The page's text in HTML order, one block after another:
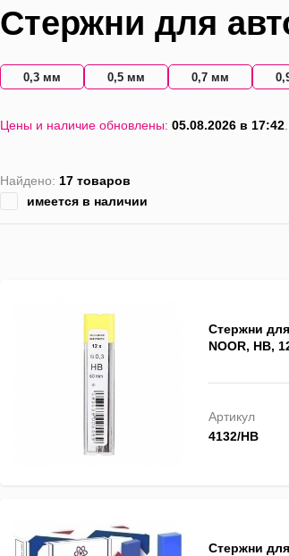
Стержни для
0,3 мм 0,5 мм 0,7 мм
Цены и наличие обновлены: 05.08.2026 в 17:42.
Найдено: 17 товаров
имеется в наличии
Стержни
NOOR, HB,
Артикул
4132/HB
Стержни